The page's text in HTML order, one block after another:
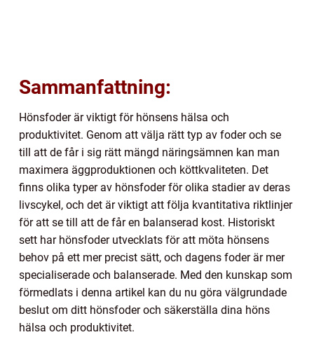
Sammanfattning:
Hönsfoder är viktigt för hönsens hälsa och
produktivitet. Genom att välja rätt typ av foder och se
till att de får i sig rätt mängd näringsämnen kan man
maximera äggproduktionen och köttkvaliteten. Det
finns olika typer av hönsfoder för olika stadier av deras
livscykel, och det är viktigt att följa kvantitativa riktlinjer
för att se till att de får en balanserad kost. Historiskt
sett har hönsfoder utvecklats för att möta hönsens
behov på ett mer precist sätt, och dagens foder är mer
specialiserade och balanserade. Med den kunskap som
förmedlats i denna artikel kan du nu göra välgrundade
beslut om ditt hönsfoder och säkerställa dina höns
hälsa och produktivitet.